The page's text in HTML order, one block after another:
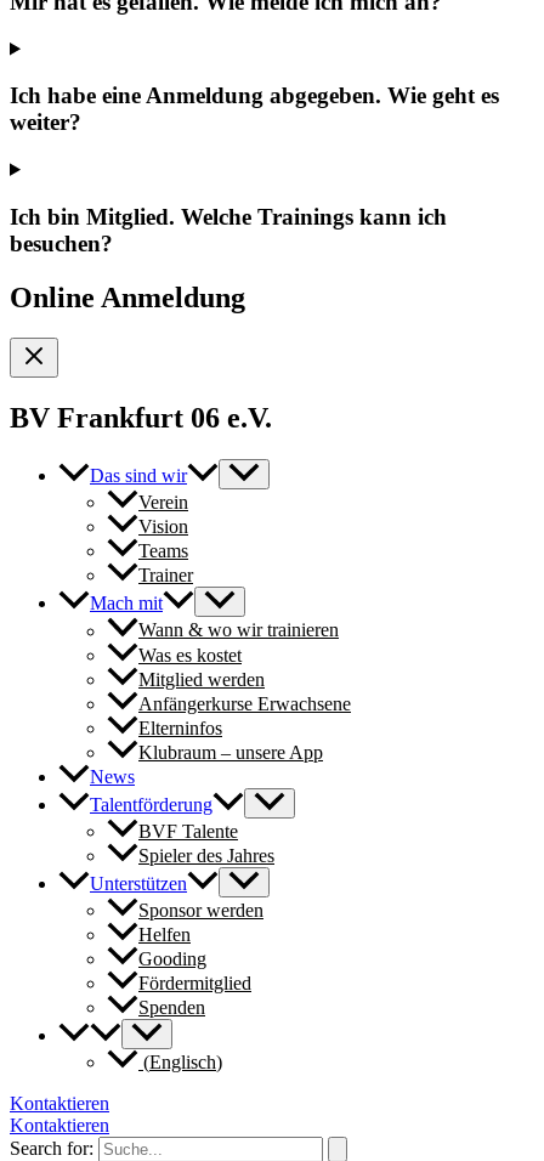
Ich habe eine Anmeldung abgegeben. Wie geht es
weiter?
Ich bin Mitglied. Welche Trainings kann ich
besuchen?
Online Anmeldung
BV Frankfurt 06 e.V.
Das sind wir
Verein
Vision
Teams
Trainer
Mach mit
Wann & wo wir trainieren
Was es kostet
Mitglied werden
Anfängerkurse Erwachsene
Elterninfos
Klubraum – unsere App
News
Talentförderung
BVF Talente
Spieler des Jahres
Unterstützen
Sponsor werden
Helfen
Gooding
Fördermitglied
Spenden
(Englisch)
Kontaktieren
Kontaktieren
Search for: